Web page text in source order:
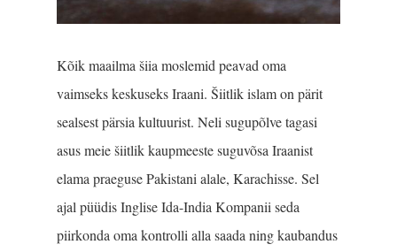
Kõik maailma šiia moslemid peavad oma
vaimseks keskuseks Iraani. Šiitlik islam on pärit
sealsest pärsia kultuurist. Neli sugupõlve tagasi
asus meie šiitlik kaupmeeste suguvõsa Iraanist
elama praeguse Pakistani alale, Karachisse. Sel
ajal püüdis Inglise Ida-India Kompanii seda
piirkonda oma kontrolli alla saada ning kaubandus